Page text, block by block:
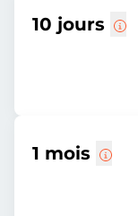
10 jours
1 mois